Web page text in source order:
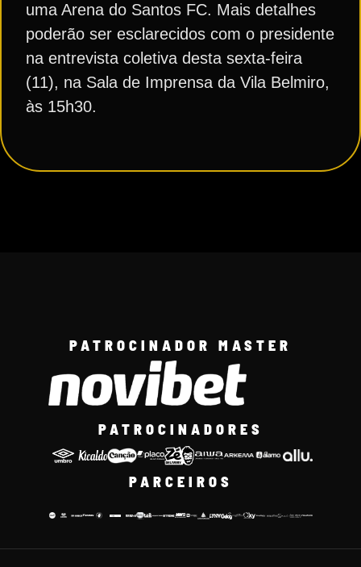
uma Arena do Santos FC. Mais detalhes
poderão ser esclarecidos com o presidente
na entrevista coletiva desta sexta-feira
(11), na Sala de Imprensa da Vila Belmiro,
às 15h30.
PATROCINADOR MASTER
PATROCINADORES
PARCEIROS